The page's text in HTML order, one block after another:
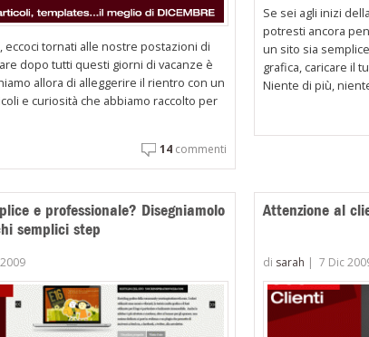
eccoci tornati alle nostre postazioni di
dopo tutti questi giorni di vacanze è
allora di alleggerire il rientro con un
e curiosità che abbiamo raccolto per
14commenti
Se sei agli inizi
potresti ancora
un sito sia
grafica, caricare il
Niente di più,
e professionale? Disegniamolo
semplici step
Attenzione al
di sarah |7 Dic